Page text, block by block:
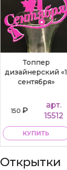
Топпер
дизайнерский «1
сентября»
150₽
арт.
15512
КУПИТЬ
Открытки